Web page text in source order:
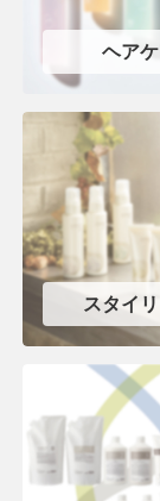
ヘア
スタイ